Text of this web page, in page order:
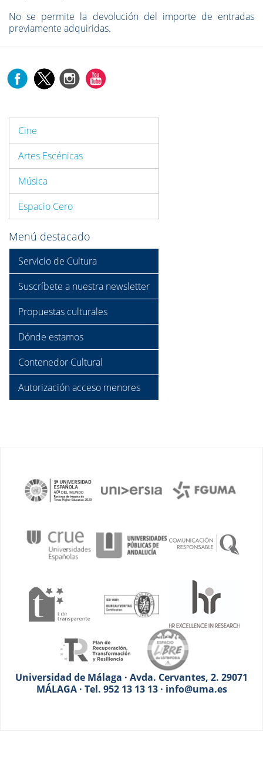
No se permite la devolución del importe de entradas
previamente adquiridas.
Cine
Artes Escénicas
Música
Espacio Cero
Menú destacado
Servicio de Cultura
Suscríbete a nuestra newsletter
Propuestas culturales
Dónde estamos
Contenedor Cultural
Autorización acceso menores
Universidad de Málaga · Avda. Cervantes, 2. 29071
MÁLAGA · Tel. 952 13 13 13 · info@uma.es